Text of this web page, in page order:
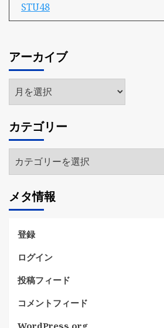
STU48
アーカイブ
ア
ー
イ
ブ
カテゴリー
テ
リ
ー
メタ情報
登録
ログイン
投稿フィード
コメントフィード
WordPress.org